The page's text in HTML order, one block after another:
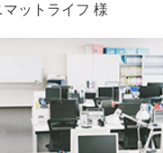
ットライフ 様